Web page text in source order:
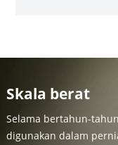
Skala berat
Selama bertahun-
digunakan dalam